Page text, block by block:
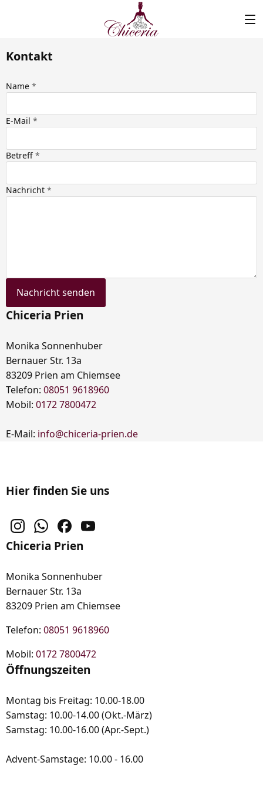
Kontakt
Name
E-Mail
Betreff
Nachricht
Nachricht senden
Chiceria Prien
Monika Sonnenhuber
Bernauer Str. 13a
83209 Prien am Chiemsee
Telefon: 08051 9618960
Mobil: 0172 7800472
E-Mail: info@chiceria-prien.de
Hier finden Sie uns
Chiceria Prien
Monika Sonnenhuber
Bernauer Str. 13a
83209 Prien am Chiemsee
Telefon: 08051 9618960
Mobil: 0172 7800472
Öffnungszeiten
Montag bis Freitag: 10.00-18.00
Samstag: 10.00-14.00 (Okt.-März)
Samstag: 10.00-16.00 (Apr.-Sept.)
Advent-Samstage: 10.00 - 16.00